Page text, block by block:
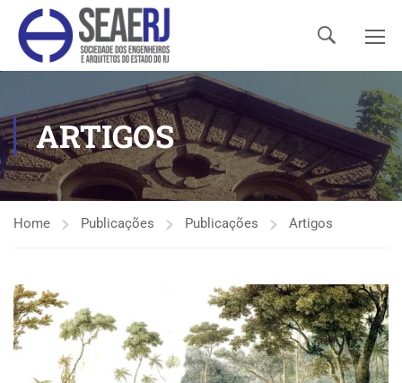
ARTIGOS
Home Publicações Publicações Artigos